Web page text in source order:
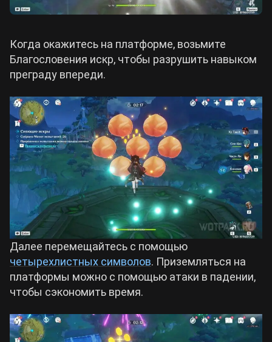
Когда окажитесь на платформе, возьмите
Благословения искр, чтобы разрушить навыком
преграду впереди.
Далее перемещайтесь с помощью
четырехлистных символов. Приземляться на
платформы можно с помощью атаки в падении,
чтобы сэкономить время.